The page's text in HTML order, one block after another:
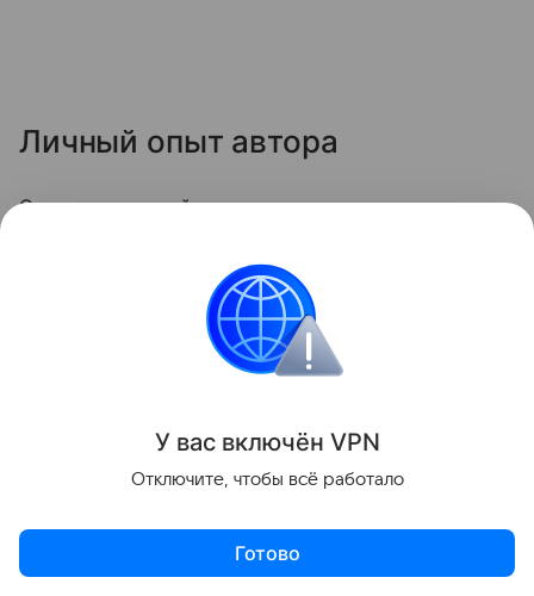
Личный опыт автора
Однажды я целый час оттирала стеклокерамику
микроцарапины, и грязь стала скапливаться
быстрее. С тех пор пользуюсь только мягкой
стороной губки и содой. Теперь плита выглядит
опрятно даже после самых «бурных» блюд.
Актуальное Топ дня Видео Приложение
У вас включён VPN
Отключите, чтобы всё работало
Готово